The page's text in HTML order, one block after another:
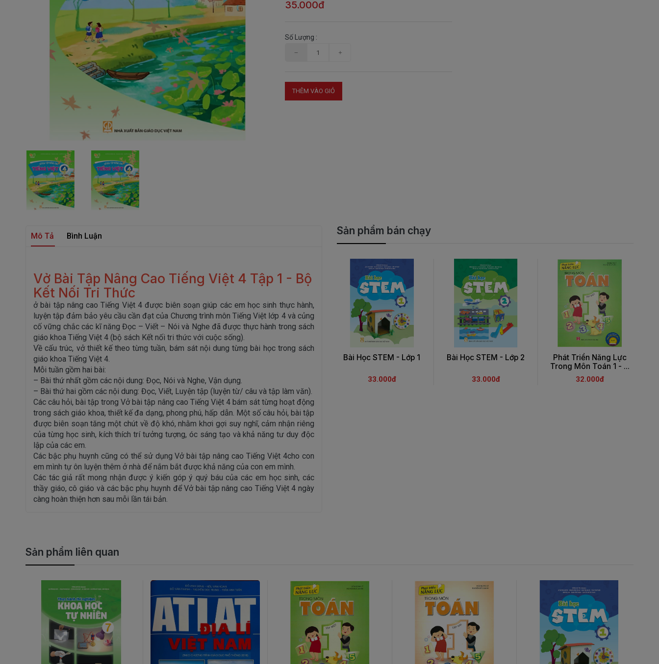
35.000đ
Số Lượng :
THÊM VÀO GIỎ
Mô Tả Bình Luận
Vở Bài Tập Nâng Cao Tiếng Việt 4 Tập 1 - Bộ
Kết Nối Tri Thức
ở bài tập nâng cao Tiếng Việt 4 được biên soạn giúp các em học sinh thực hành,
luyện tập đảm bảo yêu cầu cần đạt của Chương trình môn Tiếng Việt lớp 4 và củng
cố vững chắc các kĩ năng Đọc – Viết – Nói và Nghe đã được thực hành trong sách
giáo khoa Tiếng Việt 4 (bộ sách Kết nối tri thức với cuộc sống).
Về cấu trúc, vở thiết kế theo từng tuần, bám sát nội dung từng bài học trong sách
giáo khoa Tiếng Việt 4.
Mỗi tuần gồm hai bài:
– Bài thứ nhất gồm các nội dung: Đọc, Nói và Nghe, Vận dụng.
– Bài thứ hai gồm các nội dung: Đọc, Viết, Luyện tập (luyện từ/ câu và tập làm văn).
Các câu hỏi, bài tập trong Vở bài tập nâng cao Tiếng Việt 4 bám sát từng hoạt động
trong sách giáo khoa, thiết kế đa dạng, phong phú, hấp dẫn. Một số câu hỏi, bài tập
được biên soạn tăng một chút về độ khó, nhằm khơi gợi suy nghĩ, cảm nhận riêng
của từng học sinh, kích thích trí tưởng tượng, óc sáng tạo và khả năng tư duy độc
lập của các em.
Các bậc phụ huynh cũng có thể sử dụng Vở bài tập nâng cao Tiếng Việt 4cho con
em mình tự ôn luyện thêm ở nhà để nắm bắt được khả năng của con em mình.
Các tác giả rất mong nhận được ý kiến góp ý quý báu của các em học sinh, các
thầy giáo, cô giáo và các bậc phụ huynh để Vở bài tập nâng cao Tiếng Việt 4 ngày
càng hoàn thiện hơn sau mỗi lần tái bản.
Sản phẩm bán chạy
Bài Học STEM - Lớp 1
33.000đ
Bài Học STEM - Lớp 2
33.000đ
Phát Triển Năng Lực
Trong Môn Toán 1 - ...
32.000đ
Sản phẩm liên quan